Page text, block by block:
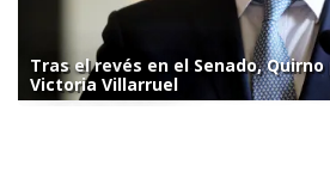
Tras el revés en el Senado,
Victoria Villarruel